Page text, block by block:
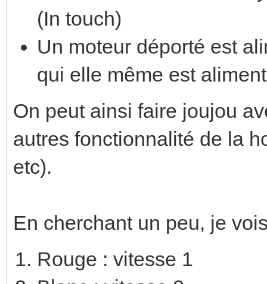
(In touch)
Un moteur déporté est
qui elle même est
On peut ainsi faire joujou
autres fonctionnalité de la
etc).
En cherchant un peu, je
Rouge : vitesse 1